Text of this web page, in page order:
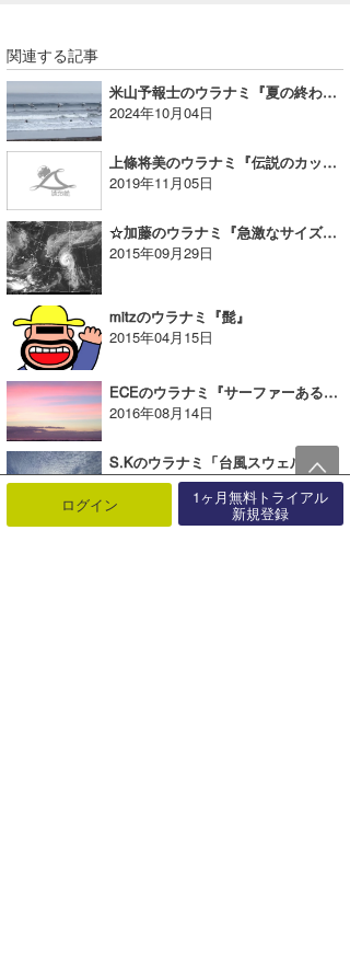
関連する記事
米山予報士のウラナミ『夏の終わりの貴重なラストセッション』
2024年10月04日
上條将美のウラナミ『伝説のカッパ』
2019年11月05日
☆加藤のウラナミ『急激なサイズアップと冷静だったクールなプロサーファーVol.1』
2015年09月29日
mitzのウラナミ『髭』
2015年04月15日
ECEのウラナミ『サーファーあるあるが言いたい』
2016年08月14日
S.Kのウラナミ「台風スウェルと救急車」
2025年10月24日
ログイン 1ヶ月無料トライアル
新規登録